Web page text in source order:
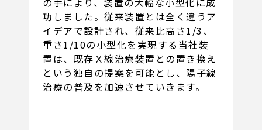
功しました。従来装置とは全く違うア
イデアで設計され、従来比高さ1/3、
重さ1/10の小型化を実現する当社装
置は、既存Ｘ線治療装置との置き換え
という独自の提案を可能とし、陽子線
治療の普及を加速させていきます。